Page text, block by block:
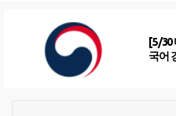
[5/30
국어